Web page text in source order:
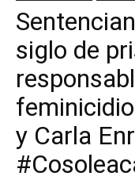
siglo de
y Carla